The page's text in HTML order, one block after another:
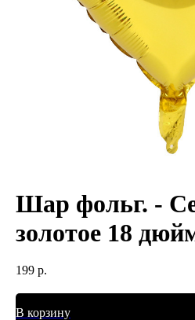
Шар фольг. -
золотое 18
199 р.
В корзину